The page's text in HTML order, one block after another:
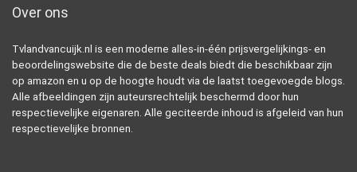
Over ons
Tvlandvancuijk.nl is een moderne alles-in-één prijsvergelijkings- en
beoordelingswebsite die de beste deals biedt die beschikbaar zijn
op amazon en u op de hoogte houdt via de laatst toegevoegde blogs.
Alle afbeeldingen zijn auteursrechtelijk beschermd door hun
respectievelijke eigenaren. Alle geciteerde inhoud is afgeleid van hun
respectievelijke bronnen.